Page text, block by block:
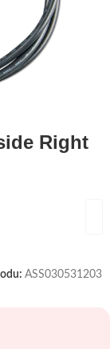
Right
ASS030531203